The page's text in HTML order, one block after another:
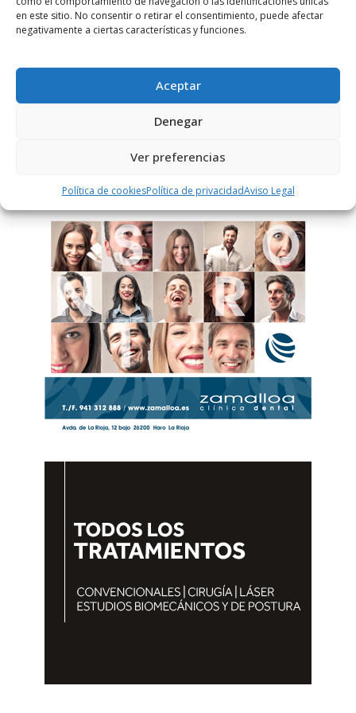
en este sitio. No consentir o retirar el consentimiento, puede afectar
negativamente a ciertas características y funciones.
Aceptar
Denegar
Ver preferencias
Política de cookiesPolítica de privacidadAviso Legal
Notificarme vía correo electrónico cuando el comentario sea
aprobado.
Este sitio usa Akismet para reducir el spam.Aprende
cómo se procesan los datos de tus comentarios.